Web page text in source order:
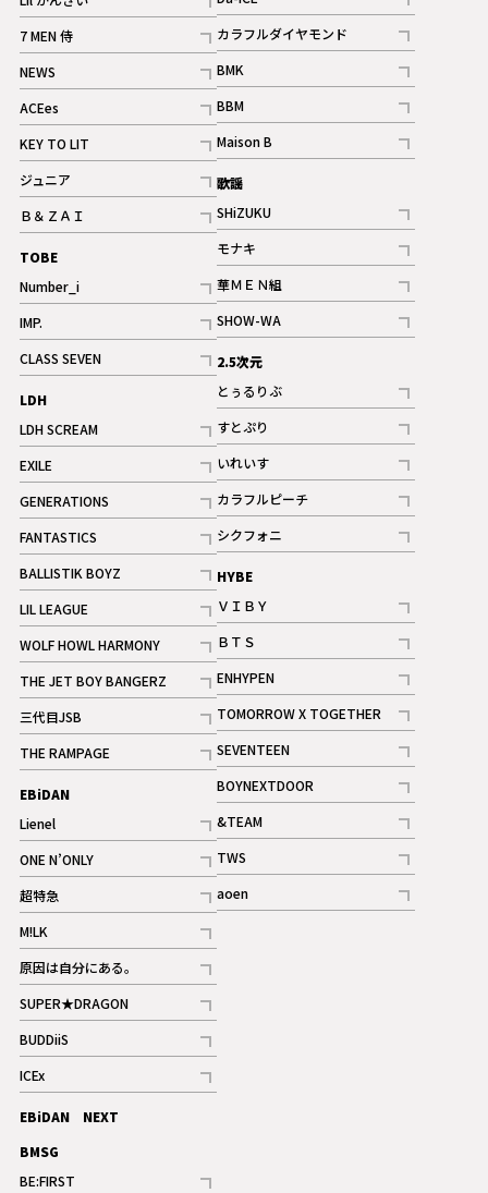
記事
7 MEN 侍
記事
NEWS
記事
ACEes
記事
KEY TO LIT
記事
ジュニア
記事
Ｂ＆ＺＡＩ
記事
TOBE
Number_i
記事
IMP.
記事
CLASS SEVEN
記事
LDH
LDH SCREAM
記事
EXILE
記事
GENERATIONS
記事
FANTASTICS
記事
BALLISTIK BOYZ
記事
LIL LEAGUE
記事
WOLF HOWL HARMONY
記事
THE JET BOY BANGERZ
記事
三代目JSB
記事
THE RAMPAGE
記事
ギャラリー
EBiDAN
Lienel
記事
ONE N’ONLY
記事
超特急
記事
M!LK
記事
原因は自分にある。
記事
SUPER★DRAGON
記事
BUDDiiS
記事
ICEx
記事
EBiDAN NEXT
BMSG
BE:FIRST
記事
カラフルダイヤモンド
記事
BMK
記事
BBM
記事
ギャラリー
Maison B
記事
歌謡
SHiZUKU
記事
モナキ
記事
華ＭＥＮ組
記事
SHOW-WA
記事
2.5次元
とぅるりぶ
記事
すとぷり
記事
ギャラリー
いれいす
記事
ギャラリー
カラフルピーチ
記事
シクフォニ
記事
HYBE
ＶＩＢＹ
記事
ＢＴＳ
記事
ENHYPEN
記事
TOMORROW X TOGETHER
記事
ギャラリー
SEVENTEEN
記事
BOYNEXTDOOR
記事
&TEAM
記事
TWS
記事
aoen
記事